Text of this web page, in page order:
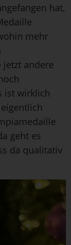
hat,
mehr
jetzt andere
ist wirklich
geht es
da qualitativ